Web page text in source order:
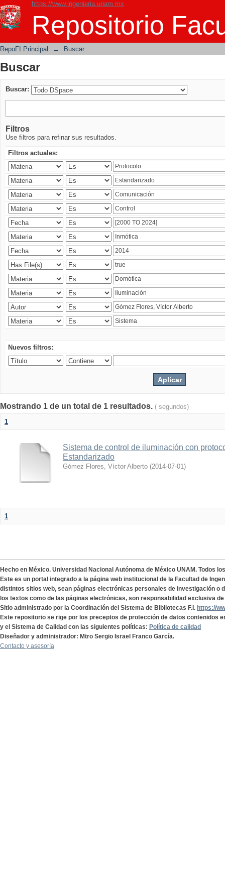
https://www.ingenieria.unam.mx
Repositorio
Buscar
RepoFI Principal → Buscar
Buscar
Buscar:
Filtros
Use filtros para refinar sus resultados.
Filtros actuales:
Nuevos filtros:
Mostrando 1 de un total de 1 resultados. ( segundos)
1
Sistema de control de iluminación con
Estandarizado
Gómez Flores, Víctor Alberto (2014-07-01)
1
Hecho en México. Universidad Nacional Autónoma de México UNAM. Todos
Este es un portal integrado a la página web institucional de la Facultad de
distintos sitios web, sean páginas electrónicas personales de investigación o
los textos como de las páginas electrónicas, son responsabilidad exclusiva
Sitio administrado por la Coordinación del Sistema de Bibliotecas F.I. https://
Este repositorio se rige por los preceptos de protección de datos contenidos
y el Sistema de Calidad con las siguientes políticas: Política de calidad
Diseñador y administrador: Mtro Sergio Israel Franco García.
Contacto y asesoría